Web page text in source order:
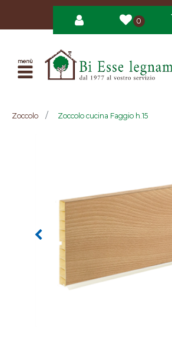
0
Open
Zoccolo Zoccolo cucina Faggio h.15